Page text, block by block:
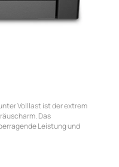
Volllast ist der extrem
Das
Leistung und